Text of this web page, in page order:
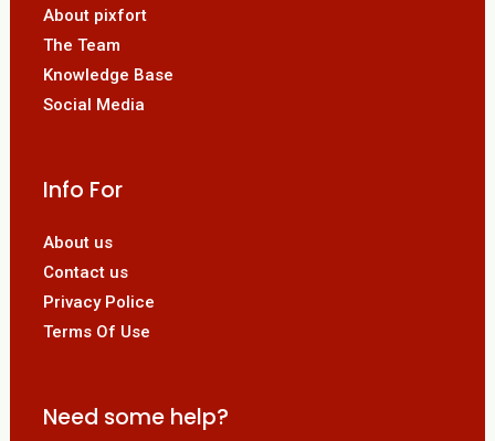
About pixfort
The Team
Knowledge Base
Social Media
Info For
About us
Contact us
Privacy Police
Terms Of Use
Need some help?